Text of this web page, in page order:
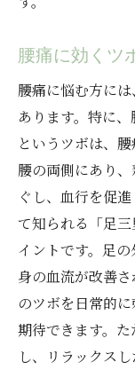
腰痛に効くツ
腰痛に悩む方に
あります。特に
というツボは、
腰の両側にあり
ぐし、血行を促
て知られる「足
イントです。足
身の血流が改善
のツボを日常的
期待できます。
し、リラックス